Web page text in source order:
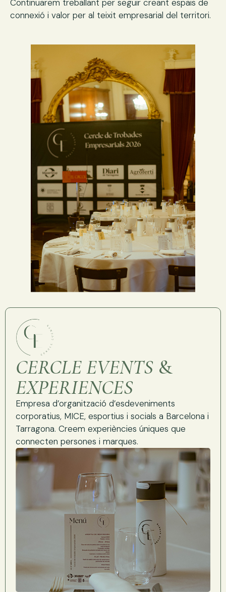
Continuarem treballant per seguir creant espais de
connexió i valor per al teixit empresarial del territori.
CERCLE EVENTS &
EXPERIENCES
Empresa d’organització d’esdeveniments
corporatius, MICE, esportius i socials a Barcelona i
Tarragona. Creem experiències úniques que
connecten persones i marques.